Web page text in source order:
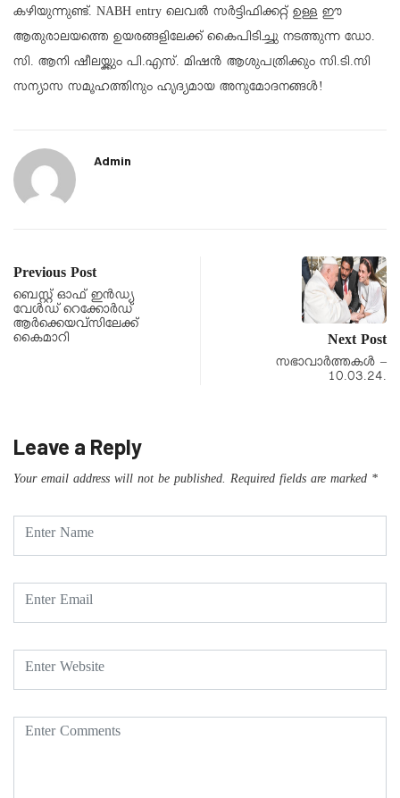
കഴിയുന്നുണ്ട്. NABH entry ലെവൽ സർട്ടിഫിക്കറ്റ് ഉള്ള ഈ
ആതുരാലയത്തെ ഉയരങ്ങളിലേക്ക് കൈപിടിച്ചു നടത്തുന്ന ഡോ.
സി. ആനി ഷീലയ്ക്കും പി.എസ്. മിഷൻ ആശുപത്രിക്കും സി.ടി.സി
സന്യാസ സമൂഹത്തിനും ഹൃദ്യമായ അനുമോദനങ്ങൾ!
Admin
Previous Post
ബെസ്റ്റ് ഓഫ് ഇൻഡ്യ
വേൾഡ് റെക്കോർഡ്
ആര്‍ക്കെയവ്സിലേക്ക്
കൈമാറി
Next Post
സഭാവാര്‍ത്തകള്‍ –
10.03.24.
Leave a Reply
Your email address will not be published. Required fields are marked *